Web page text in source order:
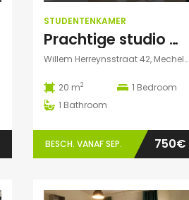
STUDENTENKAMER
Prachtige studio met balkon voor 1 student(e)!
Willem Herreynsstraat 42, Mechelen, België
20 m2 1 Bedroom
1 Bathroom
BESCH. VANAF SEP. 750€